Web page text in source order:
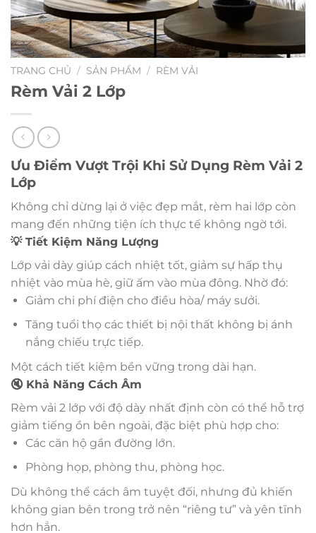
TRANG CHỦ / SẢN PHẨM / RÈM VẢI
Rèm Vải 2 Lớp
Ưu Điểm Vượt Trội Khi Sử Dụng Rèm Vải 2
Lớp
Không chỉ dừng lại ở việc đẹp mắt, rèm hai lớp còn
mang đến những tiện ích thực tế không ngờ tới.
💡 Tiết Kiệm Năng Lượng
Lớp vải dày giúp cách nhiệt tốt, giảm sự hấp thụ
nhiệt vào mùa hè, giữ ấm vào mùa đông. Nhờ đó:
Giảm chi phí điện cho điều hòa/ máy sưởi.
Tăng tuổi thọ các thiết bị nội thất không bị ánh
nắng chiếu trực tiếp.
Một cách tiết kiệm bền vững trong dài hạn.
🔇 Khả Năng Cách Âm
Rèm vải 2 lớp với độ dày nhất định còn có thể hỗ trợ
giảm tiếng ồn bên ngoài, đặc biệt phù hợp cho:
Các căn hộ gần đường lớn.
Phòng họp, phòng thu, phòng học.
Dù không thể cách âm tuyệt đối, nhưng đủ khiến
không gian bên trong trở nên “riêng tư” và yên tĩnh
hơn hẳn.